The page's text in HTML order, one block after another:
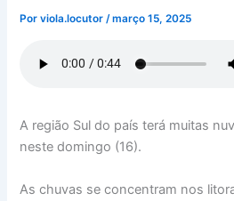
Porviola.locutor/março 15, 2025
A região Sul do país terá muitas
neste domingo (16).
As chuvas se concentram nos